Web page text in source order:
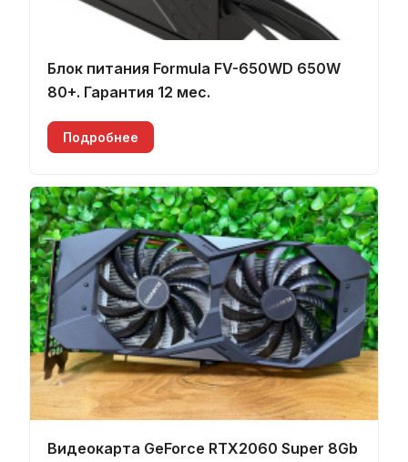
Блок питания Formula FV-650WD 650W
80+. Гарантия 12 мес.
Подробнее
Видеокарта GeForce RTX2060 Super 8Gb